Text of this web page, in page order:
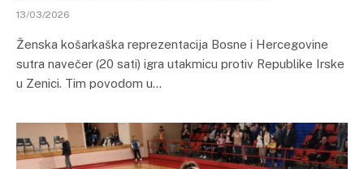
13/03/2026
Ženska košarkaška reprezentacija Bosne i Hercegovine
sutra navečer (20 sati) igra utakmicu protiv Republike Irske
u Zenici. Tim povodom u…